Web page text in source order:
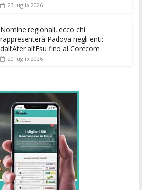
23 luglio 2026
Nomine regionali, ecco chi
rappresenterà Padova negli enti:
dall’Ater all’Esu fino al Corecom
20 luglio 2026